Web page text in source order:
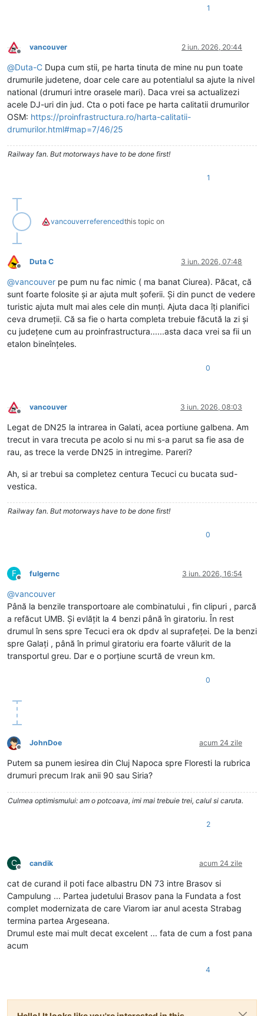
1
Deconectat
vancouver 2 iun. 2026, 20:44
@Duta-C Dupa cum stii, pe harta tinuta de mine nu pun toate
drumurile judetene, doar cele care au potentialul sa ajute la nivel
national (drumuri intre orasele mari). Daca vrei sa actualizezi
acele DJ-uri din jud. Cta o poti face pe harta calitatii drumurilor
OSM: https://proinfrastructura.ro/harta-calitatii-
drumurilor.html#map=7/46/25
Railway fan. But motorways have to be done first!
1
vancouverreferencedthis topic on
Deconectat
Duta C 3 iun. 2026, 07:48
@vancouver pe pum nu fac nimic ( ma banat Ciurea). Păcat, că
sunt foarte folosite și ar ajuta mult șoferii. Și din punct de vedere
turistic ajuta mult mai ales cele din munți. Ajuta daca îți planifici
ceva drumeții. Că sa fie o harta completa trebuie făcută la zi și
cu județene cum au proinfrastructura......asta daca vrei sa fii un
etalon bineînțeles.
0
Deconectat
vancouver 3 iun. 2026, 08:03
Legat de DN25 la intrarea in Galati, acea portiune galbena. Am
trecut in vara trecuta pe acolo si nu mi s-a parut sa fie asa de
rau, as trece la verde DN25 in intregime. Pareri?
Ah, si ar trebui sa completez centura Tecuci cu bucata sud-
vestica.
Railway fan. But motorways have to be done first!
0
F
Deconectat
fulgernc 3 iun. 2026, 16:54
@vancouver
Până la benzile transportoare ale combinatului , fin clipuri , parcă
a refăcut UMB. Și evlățit la 4 benzi până în giratoriu. În rest
drumul în sens spre Tecuci era ok dpdv al suprafeței. De la benzi
spre Galați , până în primul giratoriu era foarte vălurit de la
transportul greu. Dar e o porțiune scurtă de vreun km.
0
Deconectat
JohnDoe acum 24 zile
Putem sa punem iesirea din Cluj Napoca spre Floresti la rubrica
drumuri precum Irak anii 90 sau Siria?
Culmea optimismului: am o potcoava, imi mai trebuie trei, calul si caruta.
2
C
Deconectat
candik acum 24 zile
cat de curand il poti face albastru DN 73 intre Brasov si
Campulung ... Partea judetului Brasov pana la Fundata a fost
complet modernizata de care Viarom iar anul acesta Strabag
termina partea Argeseana.
Drumul este mai mult decat excelent ... fata de cum a fost pana
acum
4